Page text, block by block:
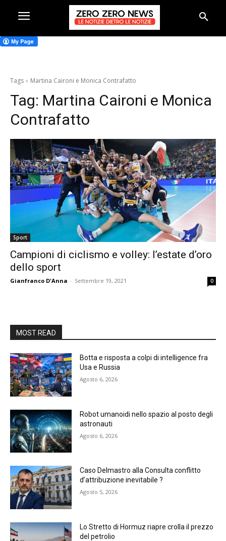
Tags Martina Caironi e Monica Contrafatto
Tag: Martina Caironi e Monica
Contrafatto
Sport
Campioni di ciclismo e volley: l’estate d’oro
dello sport
Gianfranco D'Anna - Settembre 19, 2021 0
MOST READ
Botta e risposta a colpi di intelligence fra
Usa e Russia
Agosto 6, 2026
Robot umanoidi nello spazio al posto degli
astronauti
Agosto 6, 2026
Caso Delmastro alla Consulta conflitto
d’attribuzione inevitabile ?
Agosto 5, 2026
Lo Stretto di Hormuz riapre crolla il prezzo
del petrolio